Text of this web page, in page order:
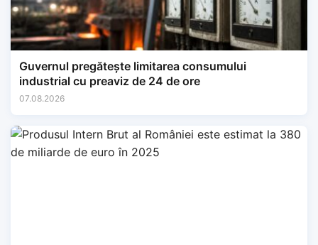
Guvernul pregătește limitarea consumului
industrial cu preaviz de 24 de ore
07.08.2026